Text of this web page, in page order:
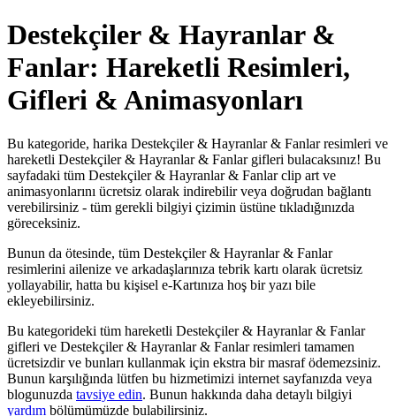
Destekçiler & Hayranlar &
Fanlar: Hareketli Resimleri,
Gifleri & Animasyonları
Bu kategoride, harika Destekçiler & Hayranlar & Fanlar resimleri ve
hareketli Destekçiler & Hayranlar & Fanlar gifleri bulacaksınız! Bu
sayfadaki tüm Destekçiler & Hayranlar & Fanlar clip art ve
animasyonlarını ücretsiz olarak indirebilir veya doğrudan bağlantı
verebilirsiniz - tüm gerekli bilgiyi çizimin üstüne tıkladığınızda
göreceksiniz.
Bunun da ötesinde, tüm Destekçiler & Hayranlar & Fanlar
resimlerini ailenize ve arkadaşlarınıza tebrik kartı olarak ücretsiz
yollayabilir, hatta bu kişisel e-Kartınıza hoş bir yazı bile
ekleyebilirsiniz.
Bu kategorideki tüm hareketli Destekçiler & Hayranlar & Fanlar
gifleri ve Destekçiler & Hayranlar & Fanlar resimleri tamamen
ücretsizdir ve bunları kullanmak için ekstra bir masraf ödemezsiniz.
Bunun karşılığında lütfen bu hizmetimizi internet sayfanızda veya
blogunuzda tavsiye edin. Bunun hakkında daha detaylı bilgiyi
yardım bölümümüzde bulabilirsiniz.